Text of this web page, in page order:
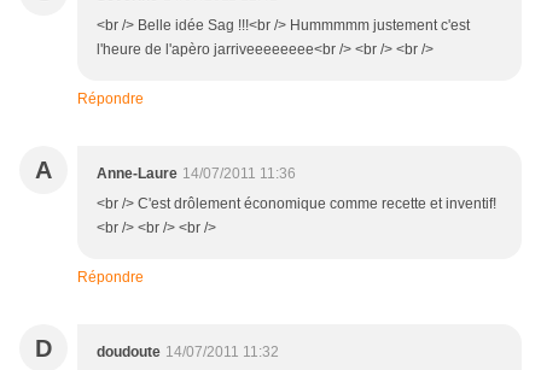
<br /> Belle idée Sag !!!<br /> Hummmmm justement c'est
l'heure de l'apèro jarriveeeeeeee<br /> <br /> <br />
Répondre
A Anne-Laure 14/07/2011 11:36
<br /> C'est drôlement économique comme recette et inventif!
<br /> <br /> <br />
Répondre
D doudoute 14/07/2011 11:32